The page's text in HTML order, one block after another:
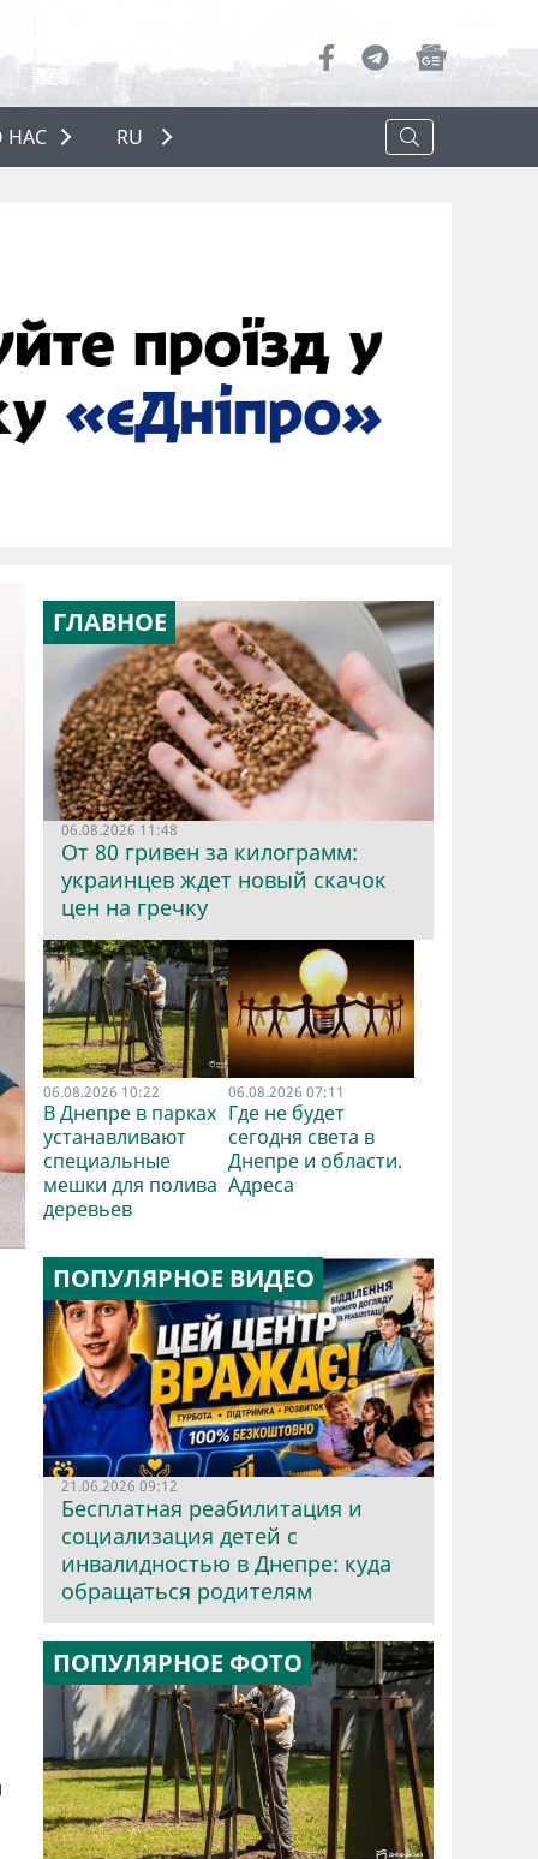
НАС
О НАС
RU
ГЛАВНОЕ
06.08.2026 11:48
От 80 гривен за килограмм:
украинцев ждет новый скачок
цен на гречку
06.08.2026 10:22
В Днепре в парках
устанавливают
специальные
мешки для полива
деревьев
06.08.2026 07:11
Где не будет
сегодня света в
Днепре и области.
Адреса
ПОПУЛЯРНОЕ ВИДЕО
21.06.2026 09:12
Бесплатная реабилитация и
социализация детей с
инвалидностью в Днепре: куда
обращаться родителям
ПОПУЛЯРНОЕ ФОТО